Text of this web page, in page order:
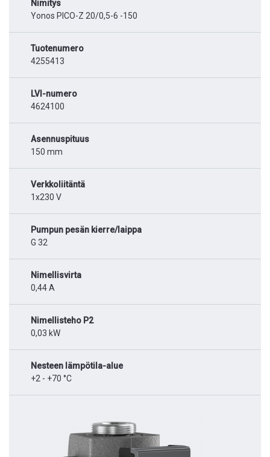
Nimitys
Yonos PICO-Z 20/0,5-6 -150
Tuotenumero
4255413
LVI-numero
4624100
Asennuspituus
150 mm
Verkkoliitäntä
1x230 V
Pumpun pesän kierre/laippa
G 32
Nimellisvirta
0,44 A
Nimellisteho P2
0,03 kW
Nesteen lämpötila-alue
+2 - +70 °C